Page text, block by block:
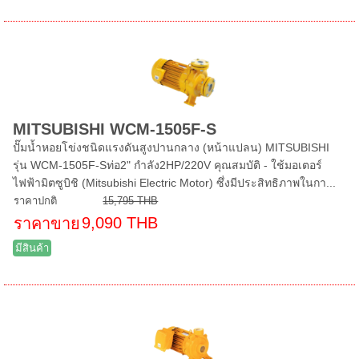
MITSUBISHI WCM-1505F-S
ปั๊มน้ำหอยโข่งชนิดแรงดันสูงปานกลาง (หน้าแปลน) MITSUBISHI
รุ่น WCM-1505F-Sท่อ2" กำลัง2HP/220V คุณสมบัติ - ใช้มอเตอร์
ไฟฟ้ามิตซูบิชิ (Mitsubishi Electric Motor) ซึ่งมีประสิทธิภาพในกา...
ราคาปกติ 15,795 THB
ราคาขาย 9,090 THB
มีสินค้า